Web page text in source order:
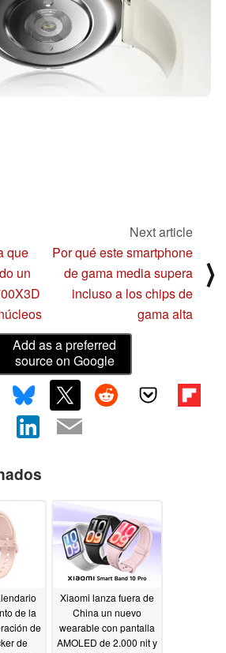
que
un
Next article
Por qué este smartphone
de gama media supera
incluso a los chips de
gama alta
⟩
Add as a preferred
source on Google
de la
de
de
Xiaomi lanza fuera de
China un nuevo
wearable con pantalla
AMOLED de 2.000 nit y